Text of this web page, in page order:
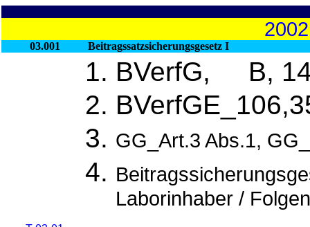
2002
03.001 Beitragssatzsicherungsgesetz I
BVerfG, B,
GG_Art.3 Abs.1,
Laborinhaber /